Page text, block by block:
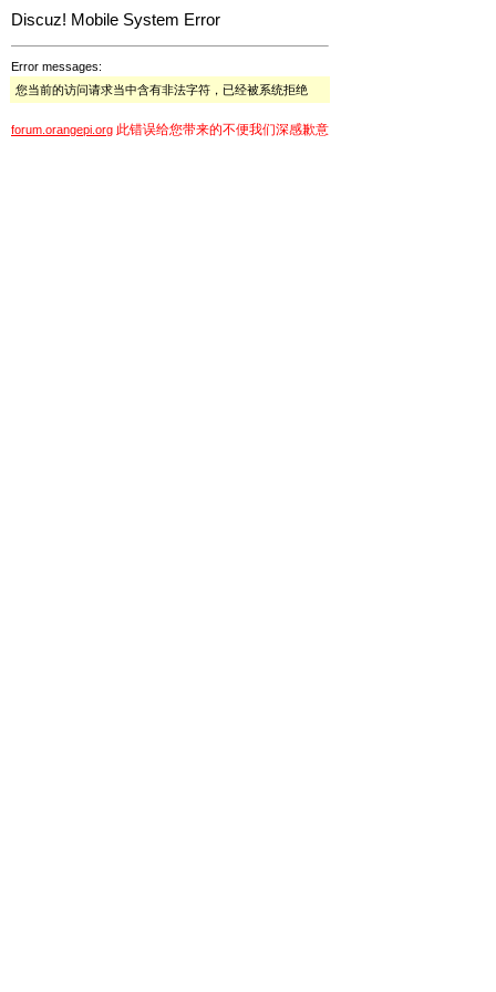
Discuz! Mobile System Error
Error messages:
您当前的访问请求当中含有非法字符，已经被系统拒绝
forum.orangepi.org 此错误给您带来的不便我们深感歉意